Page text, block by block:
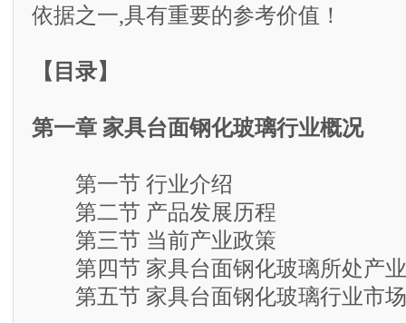
依据之一,具有重要的参考价值！
【目录】
第一章 家具台面钢化玻璃行业概况
第一节 行业介绍
第二节 产品发展历程
第三节 当前产业政策
第四节 家具台面钢化玻璃所处产
第五节 家具台面钢化玻璃行业市